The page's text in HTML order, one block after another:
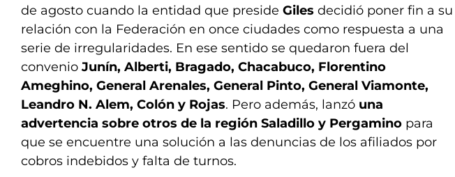
de agosto cuando la entidad que preside Giles decidió poner fin a su
relación con la Federación en once ciudades como respuesta a una
serie de irregularidades. En ese sentido se quedaron fuera del
convenio Junín, Alberti, Bragado, Chacabuco, Florentino
Ameghino, General Arenales, General Pinto, General Viamonte,
Leandro N. Alem, Colón y Rojas. Pero además, lanzó una
advertencia sobre otros de la región Saladillo y Pergamino para
que se encuentre una solución a las denuncias de los afiliados por
cobros indebidos y falta de turnos.